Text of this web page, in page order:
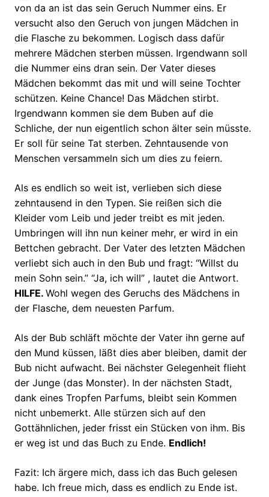
von da an ist das sein Geruch Nummer eins. Er
versucht also den Geruch von jungen Mädchen in
die Flasche zu bekommen. Logisch dass dafür
mehrere Mädchen sterben müssen. Irgendwann soll
die Nummer eins dran sein. Der Vater dieses
Mädchen bekommt das mit und will seine Tochter
schützen. Keine Chance! Das Mädchen stirbt.
Irgendwann kommen sie dem Buben auf die
Schliche, der nun eigentlich schon älter sein müsste.
Er soll für seine Tat sterben. Zehntausende von
Menschen versammeln sich um dies zu feiern.
Als es endlich so weit ist, verlieben sich diese
zehntausend in den Typen. Sie reißen sich die
Kleider vom Leib und jeder treibt es mit jeden.
Umbringen will ihn nun keiner mehr, er wird in ein
Bettchen gebracht. Der Vater des letzten Mädchen
verliebt sich auch in den Bub und fragt: “Willst du
mein Sohn sein.” “Ja, ich will” , lautet die Antwort.
HILFE. Wohl wegen des Geruchs des Mädchens in
der Flasche, dem neuesten Parfum.
Als der Bub schläft möchte der Vater ihn gerne auf
den Mund küssen, läßt dies aber bleiben, damit der
Bub nicht aufwacht. Bei nächster Gelegenheit flieht
der Junge (das Monster). In der nächsten Stadt,
dank eines Tropfen Parfums, bleibt sein Kommen
nicht unbemerkt. Alle stürzen sich auf den
Gottähnlichen, jeder frisst ein Stücken von ihm. Bis
er weg ist und das Buch zu Ende. Endlich!
Fazit: Ich ärgere mich, dass ich das Buch gelesen
habe. Ich freue mich, dass es endlich zu Ende ist.